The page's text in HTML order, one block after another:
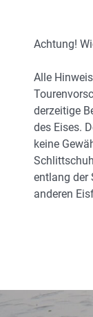
Achtung!
Alle
derzeitige
des Eises.
keine
entlang der
anderen